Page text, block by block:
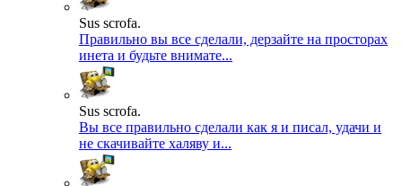
Sus scrofa.
Правильно вы все сделали, дерзайте на просторах
инета и будьте внимате...
Sus scrofa.
Вы все правильно сделали как я и писал, удачи и
не скачивайте халяву и...